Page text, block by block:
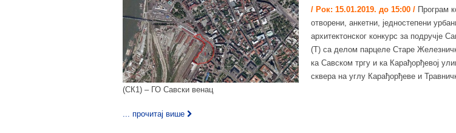
/ Рок: 15.01.2019. до 15:00 / Програм
отворени, анкетни, једностепени
архитектонског конкурс за подручје
(T) са делом парцеле Старе
ка Савском тргу и ка Карађорђевој
сквера на углу Карађорђеве и
(СК1) – ГО Савски венац
... прочитај више